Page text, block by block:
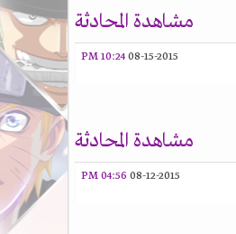
مشاهدة المحادثة
08-15-2015
10:24 PM
مشاهدة المحادثة
08-12-2015
04:56 PM